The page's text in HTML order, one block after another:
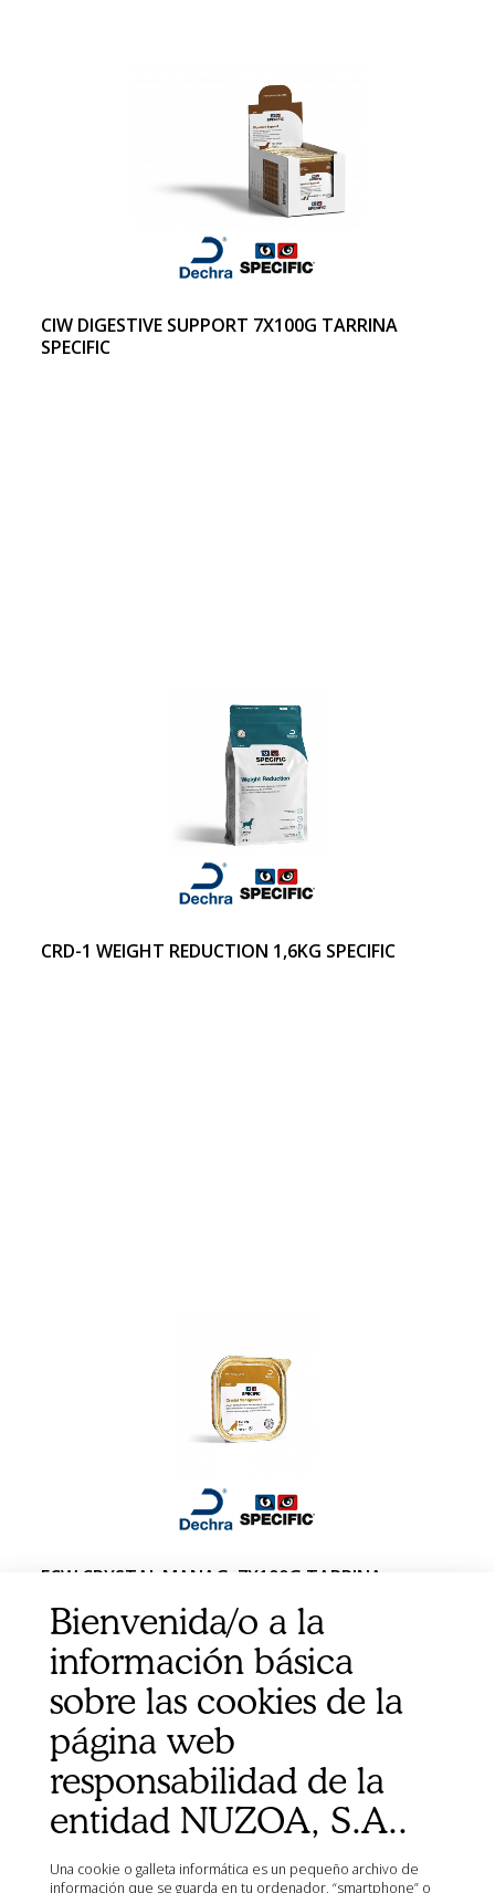
CIW DIGESTIVE SUPPORT 7X100G TARRINA
SPECIFIC
CRD-1 WEIGHT REDUCTION 1,6KG SPECIFIC
FCW CRYSTAL MANAG. 7X100G TARRINA
Bienvenida/o a la
información básica
sobre las cookies de la
página web
responsabilidad de la
entidad NUZOA, S.A..
Una cookie o galleta informática es un pequeño archivo de
información que se guarda en tu ordenador, “smartphone” o